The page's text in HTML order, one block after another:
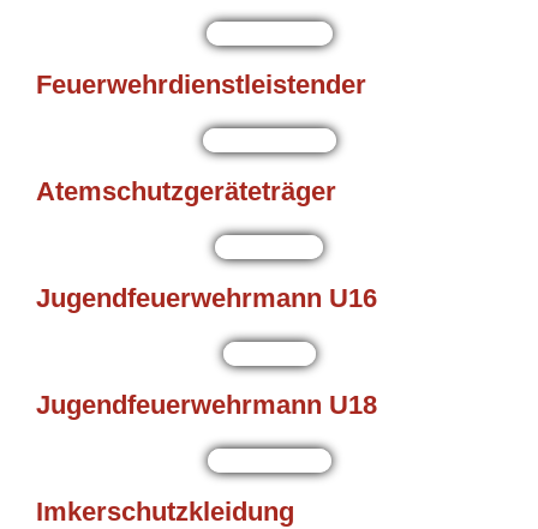
Feuerwehrdienstleistender
Atemschutzgeräteträger
Jugendfeuerwehrmann U16
Jugendfeuerwehrmann U18
Imkerschutzkleidung